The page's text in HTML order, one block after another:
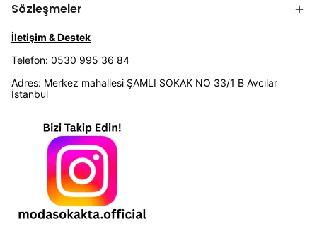
Sözleşmeler
İletişim & Destek
Telefon: 0530 995 36 84
Adres: Merkez mahallesi ŞAMLI SOKAK NO 33/1 B Avcılar
İstanbul